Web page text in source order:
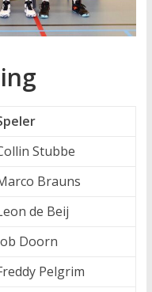
Stubbe
Brauns
de Beij
Doorn
Pelgrim